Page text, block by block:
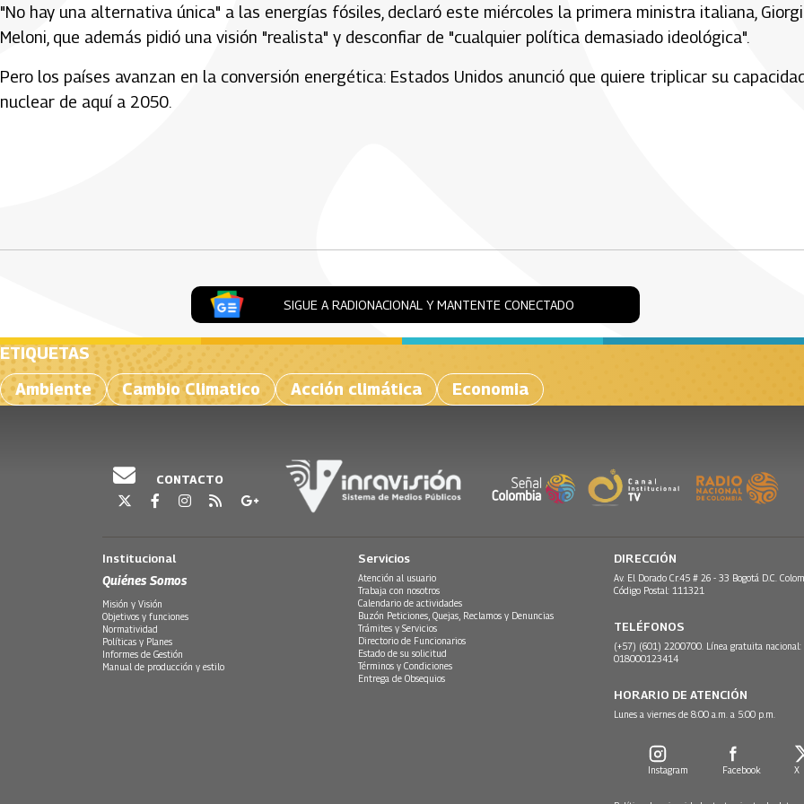
"No hay una alternativa única" a las energías fósiles, declaró este miércoles la primera ministra italiana,
Meloni, que además pidió una visión "realista" y desconfiar de "cualquier política demasiado ideológica".
Pero los países avanzan en la conversión energética: Estados Unidos anunció que quiere triplicar su
nuclear de aquí a 2050.
SIGUE A RADIONACIONAL Y MANTENTE CONECTADO
ETIQUETAS
Ambiente
Cambio Climatico Acción climática Economia
CONTACTO
Institucional
Quiénes Somos
Misión y Visión
Objetivos y funciones
Normatividad
Políticas y Planes
Informes de Gestión
Manual de producción y estilo
Servicios
Atención al usuario
Trabaja con nosotros
Calendario de actividades
Buzón Peticiones, Quejas, Reclamos y Denuncias
Trámites y Servicios
Directorio de Funcionarios
Estado de su solicitud
Términos y Condiciones
Entrega de Obsequios
DIRECCIÓN
Av. El Dorado Cr.45 # 26 - 33 Bogotá D.C.
Código Postal: 111321
TELÉFONOS
(+57) (601) 2200700. Línea gratuita nacional:
018000123414
HORARIO DE ATENCIÓN
Lunes a viernes de 8:00 a.m. a 5:00 p.m.
Instagram Facebook X